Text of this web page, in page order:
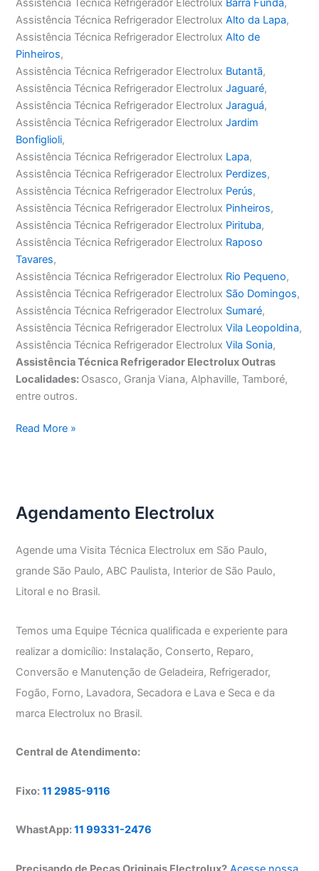
Assistência Técnica Refrigerador ElectroluxAlto da Lapa,
Assistência Técnica Refrigerador ElectroluxAlto de
Pinheiros,
Assistência Técnica Refrigerador Electrolux Butantã,
Assistência Técnica Refrigerador ElectroluxJaguaré,
Assistência Técnica Refrigerador ElectroluxJaraguá,
Assistência Técnica Refrigerador ElectroluxJardim
Bonfiglioli,
Assistência Técnica Refrigerador Electrolux Lapa,
Assistência Técnica Refrigerador Electrolux Perdizes,
Assistência Técnica Refrigerador Electrolux Perús,
Assistência Técnica Refrigerador Electrolux Pinheiros,
Assistência Técnica Refrigerador Electrolux Pirituba,
Assistência Técnica Refrigerador Electrolux Raposo
Tavares,
Assistência Técnica Refrigerador Electrolux Rio Pequeno,
Assistência Técnica Refrigerador Electrolux São Domingos,
Assistência Técnica Refrigerador Electrolux Sumaré,
Assistência Técnica Refrigerador ElectroluxVila Leopoldina,
Assistência Técnica Refrigerador ElectroluxVila Sonia,
Assistência Técnica Refrigerador Electrolux Outras
Localidades: Osasco, Granja Viana, Alphaville, Tamboré,
entre outros.
Assistência
Read More »
Agendamento Electrolux
Agende uma Visita Técnica Electrolux em São Paulo,
grande São Paulo, ABC Paulista, Interior de São Paulo,
Litoral e no Brasil.
Temos uma Equipe Técnica qualificada e experiente para
realizar a domicílio: Instalação, Conserto, Reparo,
Conversão e Manutenção de Geladeira, Refrigerador,
Fogão, Forno, Lavadora, Secadora e Lava e Seca e da
marca Electrolux no Brasil.
Central de Atendimento:
Fixo:11 2985-9116
WhastApp:11 99331-2476